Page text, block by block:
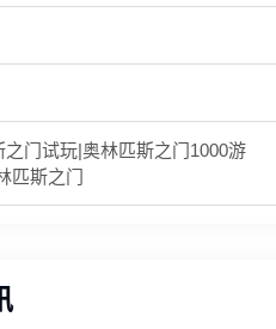
门试玩|奥林匹斯之门1000游
匹斯之门